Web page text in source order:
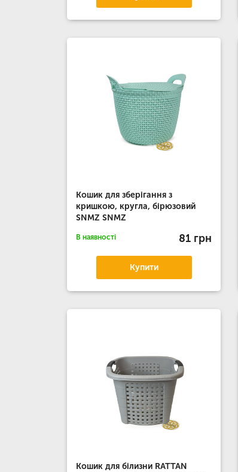
Кошик для зберігання з
кришкою, кругла, бірюзовий
SNMZ SNMZ
В наявності 81 грн
Купити
Кошик для білизни RATTAN